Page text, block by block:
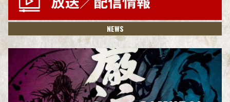
NEWS